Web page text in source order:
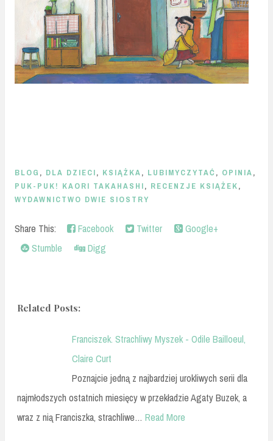
BLOG , DLA DZIECI, KSIĄŻKA, LUBIMYCZYTAĆ , OPINIA,
PUK-PUK! KAORI TAKAHASHI, RECENZJE KSIĄŻEK,
WYDAWNICTWO DWIE SIOSTRY
Share This: Facebook Twitter
Google+
Stumble
Digg
Related Posts:
Franciszek. Strachliwy Myszek - Odile Bailloeul,
Claire Curt
Poznajcie jedną z najbardziej urokliwych serii dla
najmłodszych ostatnich miesięcy w przekładzie Agaty Buzek, a
wraz z nią Franciszka, strachliwe… Read More